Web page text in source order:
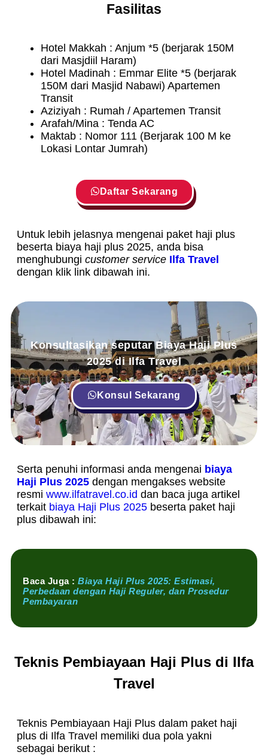
Fasilitas
Hotel Makkah : Anjum *5 (berjarak 150M
dari Masjdiil Haram)
Hotel Madinah : Emmar Elite *5 (berjarak
150M dari Masjid Nabawi) Apartemen
Transit
Aziziyah : Rumah / Apartemen Transit
Arafah/Mina : Tenda AC
Maktab : Nomor 111 (Berjarak 100 M ke
Lokasi Lontar Jumrah)
Daftar Sekarang
Untuk lebih jelasnya mengenai paket haji plus
beserta biaya haji plus 2025, anda bisa
menghubungi customer service Ilfa Travel
dengan klik link dibawah ini.
Konsultasikan seputar Biaya Haji Plus
2025 di Ilfa Travel
Konsul Sekarang
Serta penuhi informasi anda mengenai biaya
Haji Plus 2025 dengan mengakses website
resmi www.ilfatravel.co.id dan baca juga artikel
terkait biaya Haji Plus 2025 beserta paket haji
plus dibawah ini:
Baca Juga : Biaya Haji Plus 2025: Estimasi,
Perbedaan dengan Haji Reguler, dan Prosedur
Pembayaran
Teknis Pembiayaan Haji Plus di Ilfa
Travel
Teknis Pembiayaan Haji Plus dalam paket haji
plus di Ilfa Travel memiliki dua pola yakni
sebagai berikut :